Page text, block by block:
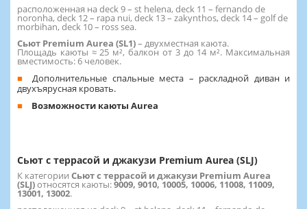
расположенная на deck 9 – st helena, deck 11 – fernando de
noronha, deck 12 – rapa nui, deck 13 – zakynthos, deck 14 – golf de
morbihan, deck 10 – ross sea.
Сьют Premium Aurea (SL1)– двухместная каюта.
Площадь каюты ≈ 25 м², балкон от 3 до 14 м². Максимальная
вместимость: 6 человек.
Дополнительные спальные места – раскладной диван и
двухъярусная кровать.
Возможности каюты Aurea
Сьют с террасой и джакузи Premium Aurea (SLJ)
К категории Сьют с террасой и джакузи Premium Aurea
(SLJ)относятся каюты:9009, 9010, 10005, 10006, 11008, 11009,
13001, 13002.